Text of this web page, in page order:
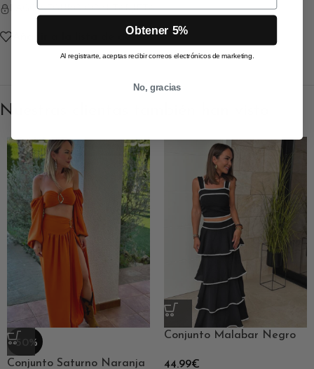
PAGO SEGURO CON TARJETA
Añadir a la lista de deseos
Nuestras clientas también han visto
-50%
Conjunto Saturno Naranja
Conjunto Malabar Negro
44.99€
Obtener 5%
Al registrarte, aceptas recibir correos electrónicos de marketing.
No, gracias